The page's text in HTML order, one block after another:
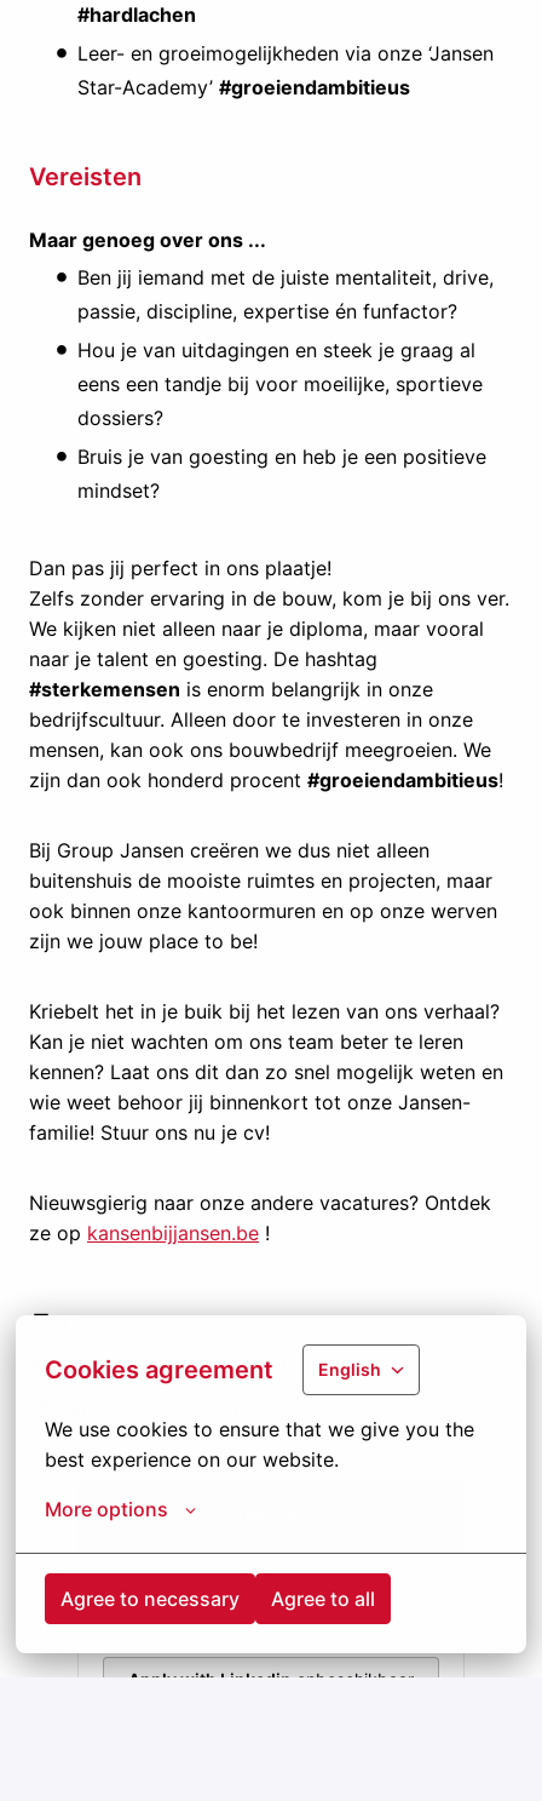
Cookies agreement English
We use cookies to ensure that we give you the
best experience on our website.
More options
Agree to necessary Agree to all
#hardlachen
Leer- en groeimogelijkheden via onze ‘Jansen
Star-Academy’ #groeiendambitieus
Vereisten
Maar genoeg over ons ...
Ben jij iemand met de juiste mentaliteit, drive,
passie, discipline, expertise én funfactor?
Hou je van uitdagingen en steek je graag al
eens een tandje bij voor moeilijke, sportieve
dossiers?
Bruis je van goesting en heb je een positieve
mindset?
Dan pas jij perfect in ons plaatje!
Zelfs zonder ervaring in de bouw, kom je bij ons ver.
We kijken niet alleen naar je diploma, maar vooral
naar je talent en goesting. De hashtag
#sterkemensen is enorm belangrijk in onze
bedrijfscultuur. Alleen door te investeren in onze
mensen, kan ook ons bouwbedrijf meegroeien. We
zijn dan ook honderd procent #groeiendambitieus!
Bij Group Jansen creëren we dus niet alleen
buitenshuis de mooiste ruimtes en projecten, maar
ook binnen onze kantoormuren en op onze werven
zijn we jouw place to be!
Kriebelt het in je buik bij het lezen van ons verhaal?
Kan je niet wachten om ons team beter te leren
kennen? Laat ons dit dan zo snel mogelijk weten en
wie weet behoor jij binnenkort tot onze Jansen-
familie! Stuur ons nu je cv!
Nieuwsgierig naar onze andere vacatures? Ontdek
ze op kansenbijjansen.be !
België, Vlaams Gewest,
België
of
Apply with Linkedin onbeschikbaar